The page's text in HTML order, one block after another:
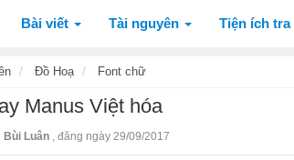
Bài viết Tài nguyên Tiện ích
Đồ Hoạ Font chữ
Manus Việt hóa
Bùi Luân , đăng ngày 29/09/2017